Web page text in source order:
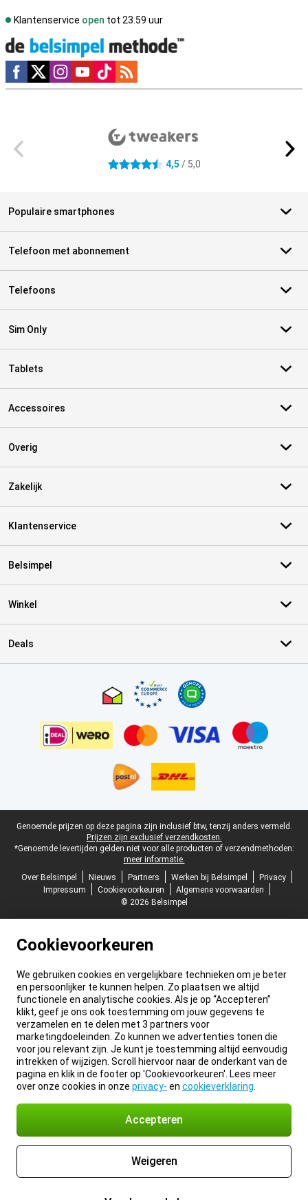
Klantenservice open tot 23.59 uur
Social media
4.5 sterren 4,5 / 5,0
Populaire smartphones
Telefoon met abonnement
Telefoons
Sim Only
Tablets
Accessoires
Overig
Zakelijk
Klantenservice
Belsimpel
Winkel
Deals
Juridische voettekst
Genoemde prijzen op deze pagina zijn inclusief btw, tenzij anders vermeld.
Prijzen zijn exclusief verzendkosten.
*Genoemde levertijden gelden niet voor alle producten of verzendmethoden:
meer informatie.
Over Belsimpel
Nieuws Partners Werken bij Belsimpel
Privacy
Impressum
Cookievoorkeuren
Algemene voorwaarden
© 2026 Belsimpel
Cookievoorkeuren
We gebruiken cookies en vergelijkbare technieken om je beter
en persoonlijker te kunnen helpen. Zo plaatsen we altijd
functionele en analytische cookies. Als je op “Accepteren”
klikt, geef je ons ook toestemming om jouw gegevens te
verzamelen en te delen met 3 partners voor
marketingdoeleinden. Zo kunnen we advertenties tonen die
voor jou relevant zijn. Je kunt je toestemming altijd eenvoudig
intrekken of wijzigen. Scroll hiervoor naar de onderkant van de
pagina en klik in de footer op 'Cookievoorkeuren'. Lees meer
over onze cookies in onze privacy- en cookieverklaring
Accepteren
Weigeren